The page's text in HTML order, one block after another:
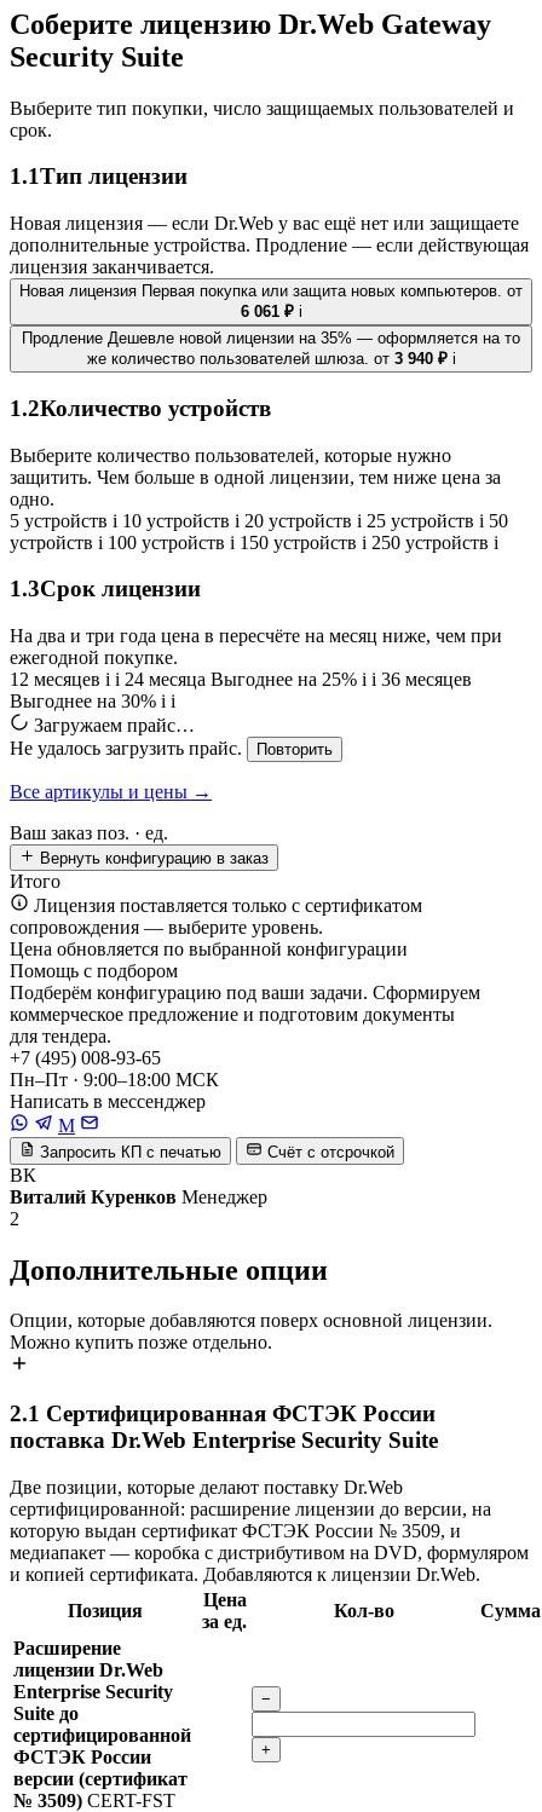
Соберите лицензию Dr.Web Gateway
Security Suite
Выберите тип покупки, число защищаемых пользователей и
срок.
1.1Тип лицензии
Новая лицензия — если Dr.Web у вас ещё нет или защищаете
дополнительные устройства. Продление — если действующая
лицензия заканчивается.
Новая лицензия Первая покупка или защита новых компьютеров. от
6 061 ₽ i
Продление Дешевле новой лицензии на 35% — оформляется на то
же количество пользователей шлюза. от 3 940 ₽ i
1.2Количество устройств
Выберите количество пользователей, которые нужно
защитить. Чем больше в одной лицензии, тем ниже цена за
одно.
5 устройств i 10 устройств i 20 устройств i 25 устройств i 50
устройств i 100 устройств i 150 устройств i 250 устройств i
1.3Срок лицензии
На два и три года цена в пересчёте на месяц ниже, чем при
ежегодной покупке.
12 месяцев i i 24 месяца Выгоднее на 25% i i 36 месяцев
Выгоднее на 30% i i
Загружаем прайс…
Не удалось загрузить прайс.
Повторить
Все артикулы и цены →
Ваш заказ поз. · ед.
Вернуть конфигурацию в заказ
Итого
Лицензия поставляется только с сертификатом
сопровождения — выберите уровень.
Цена обновляется по выбранной конфигурации
Помощь с подбором
Подберём конфигурацию под ваши задачи. Сформируем
коммерческое предложение и подготовим документы
для тендера.
+7 (495) 008-93-65
Пн–Пт · 9:00–18:00 МСК
Написать в мессенджер
M
Запросить КП с печатью Счёт с отсрочкой
ВК
Виталий Куренков Менеджер
2
Дополнительные опции
Опции, которые добавляются поверх основной лицензии.
Можно купить позже отдельно.
2.1 Сертифицированная ФСТЭК России
поставка Dr.Web Enterprise Security Suite
Две позиции, которые делают поставку Dr.Web
сертифицированной: расширение лицензии до версии, на
которую выдан сертификат ФСТЭК России № 3509, и
медиапакет — коробка с дистрибутивом на DVD, формуляром
и копией сертификата. Добавляются к лицензии Dr.Web.
Позиция
Цена
за ед.
Кол-во
Сумма
Расширение
лицензии Dr.Web
Enterprise Security
Suite до
сертифицированной
ФСТЭК России
версии (сертификат
№ 3509) CERT-FST
−
+